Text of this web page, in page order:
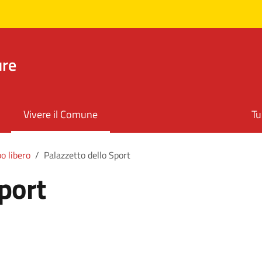
Vivere il Comune
libero Palazzetto dello Sport